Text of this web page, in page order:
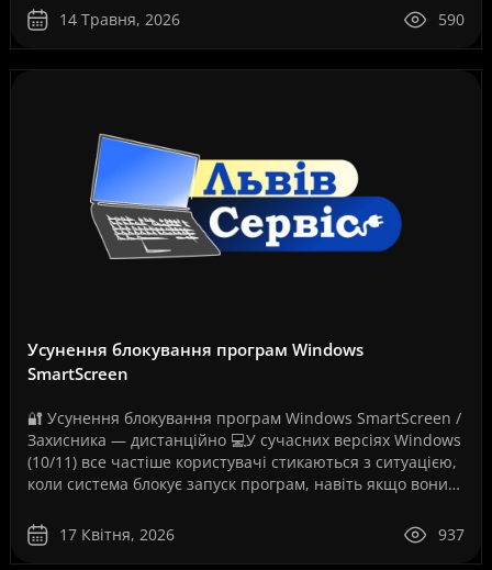
проект..14 Травня, 2026 590
Усунення блокування програм Windows
SmartScreen
🔐 Усунення блокування програм Windows SmartScreen /
Захисника — дистанційно 💻У сучасних версіях Windows
(10/11) все частіше користувачі стикаються з ситуацією,
коли система блокує запуск програм, навіть якщо вони
17 Квітня, 2026
937